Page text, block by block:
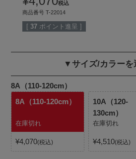
税込
商品番号 T-22014
[ 37 ポイント進呈 ]
▼サイズ/カラー
8A（110-120cm）
8A（110-120cm）
在庫切れ
¥4,070 税込
10A（120-
130cm）
在庫切れ
¥4,510 税込